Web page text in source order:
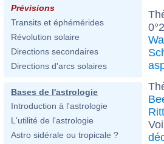
Prévisions
Transits et éphémérides
Révolution solaire
Directions secondaires
Directions d'arcs solaires
Bases de l'astrologie
Introduction à l'astrologie
L'utilité de l'astrologie
Astro sidérale ou tropicale ?